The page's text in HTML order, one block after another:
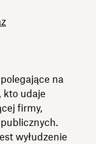
na
kto udaje
firmy,
wyłudzenie